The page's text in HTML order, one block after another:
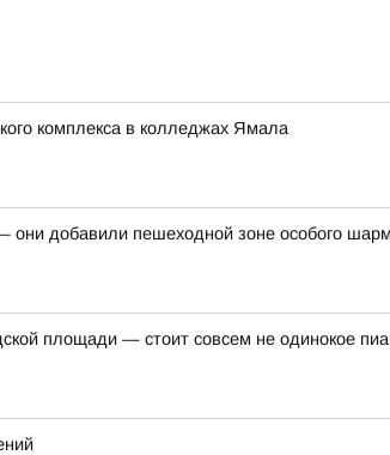
комплекса в колледжах Ямала
они добавили пешеходной зоне особого
площади — стоит совсем не одинокое